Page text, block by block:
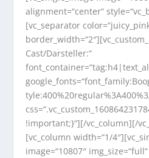
alignment=“center“
[vc_separator
Cast/Darsteller:“
!important;}“][/vc_column][/
[vc_column width=“1/
image=“10807″